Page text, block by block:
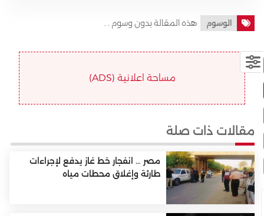
الوسوم هذه المقالة بدون وسوم . .
مساحة اعلانية (ADS)
مقالات ذات صلة
مصر … انفجار خط غاز يدفع لإجراءات
طارئة وإغلاق محطات مياه